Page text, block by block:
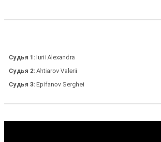
Судья 1 Iurii Alexandra
Судья 2 Ahtiarov Valerii
Судья 3 Epifanov Serghei